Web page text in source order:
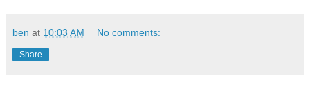
ben at 10:03 AM No comments:
Share